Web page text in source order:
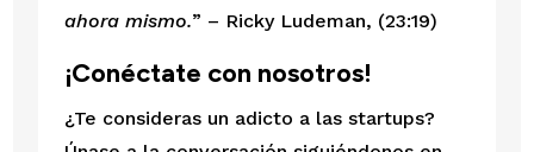
ahora mismo.” – Ricky Ludeman, (23:19)
¡Conéctate con nosotros!
¿Te consideras un adicto a las startups?